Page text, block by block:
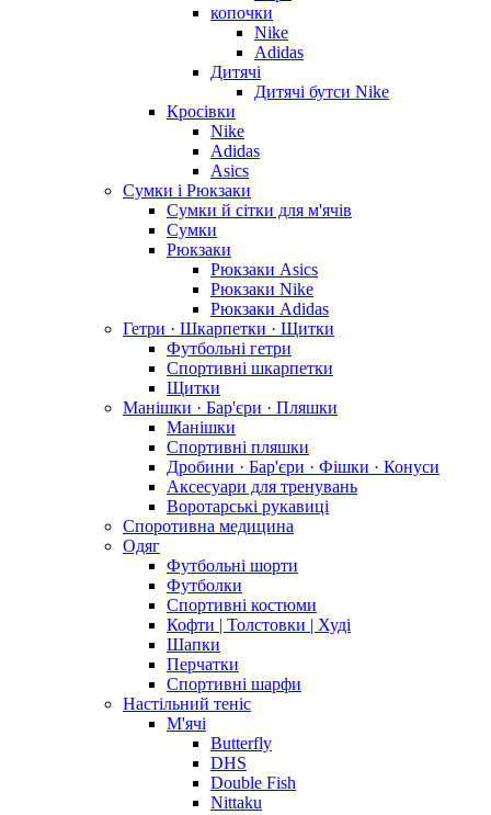
копочки
Nike
Adidas
Дитячі
Дитячі бутси Nike
Кросівки
Nike
Adidas
Asics
Сумки і Рюкзаки
Сумки й сітки для м'ячів
Сумки
Рюкзаки
Рюкзаки Asics
Рюкзаки Nike
Рюкзаки Adidas
Гетри · Шкарпетки · Щитки
Футбольні гетри
Спортивні шкарпетки
Щитки
Манішки · Бар'єри · Пляшки
Манішки
Спортивні пляшки
Дробини · Бар'єри · Фішки · Конуси
Аксесуари для тренувань
Воротарські рукавиці
Споротивна медицина
Одяг
Футбольні шорти
Футболки
Спортивні костюми
Кофти | Толстовки | Худі
Шапки
Перчатки
Спортивні шарфи
Настільний теніс
М'ячі
Butterfly
DHS
Double Fish
Nittaku